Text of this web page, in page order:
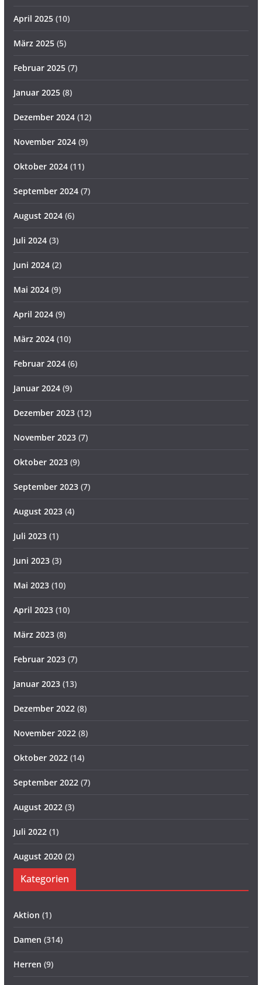
April 2025(10)
März 2025(5)
Februar 2025(7)
Januar 2025(8)
Dezember 2024(12)
November 2024(9)
Oktober 2024(11)
September 2024(7)
August 2024(6)
Juli 2024(3)
Juni 2024(2)
Mai 2024(9)
April 2024(9)
März 2024(10)
Februar 2024(6)
Januar 2024(9)
Dezember 2023(12)
November 2023(7)
Oktober 2023(9)
September 2023(7)
August 2023(4)
Juli 2023(1)
Juni 2023(3)
Mai 2023(10)
April 2023(10)
März 2023(8)
Februar 2023(7)
Januar 2023(13)
Dezember 2022(8)
November 2022(8)
Oktober 2022(14)
September 2022(7)
August 2022(3)
Juli 2022(1)
August 2020(2)
Kategorien
Aktion (1)
Damen (314)
Herren (9)